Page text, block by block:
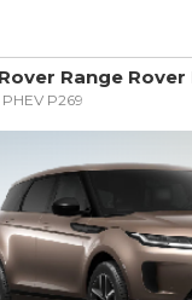
Range Rover
PHEV P269